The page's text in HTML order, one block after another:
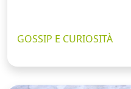
GOSSIP E CURIOSITÀ